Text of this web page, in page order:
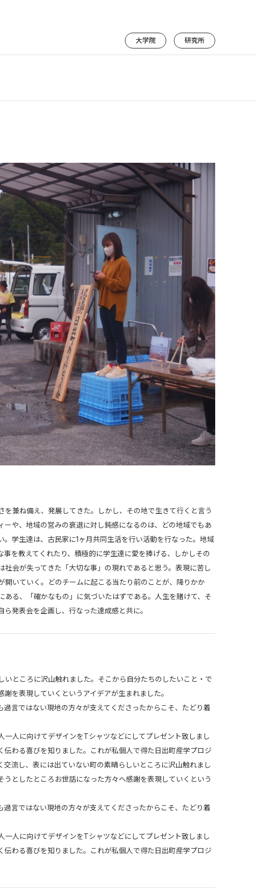
大学院 研究所
兼ね備え、発展してきた。しかし、その地で生きて行くと言う
や、地域の営みの衰退に対し鈍感になるのは、どの地域でもあ
学生達は、古民家に1ヶ月共同生活を行い活動を行なった。地域
を教えてくれたり、積極的に学生達に愛を捧げる、しかしその
会が失ってきた「大切な事」の現れであると思う。表現に苦し
いていく。どのチームに起こる当たり前のことが、降りかか
る、「確かなもの」に気づいたはずである。人生を賭けて、そ
発表会を企画し、行なった達成感と共に。
ところに沢山触れました。そこから自分たちのしたいこと・で
を表現していくというアイデアが生まれました。
言ではない現地の方々が支えてくださったからこそ、たどり着
人に向けてデザインをTシャツなどにしてプレゼント致しまし
わる喜びを知りました。これが私個人で得た日出町産学プロジ
流し、表には出ていない町の素晴らしいところに沢山触れまし
としたところお世話になった方々へ感謝を表現していくという
言ではない現地の方々が支えてくださったからこそ、たどり着
人に向けてデザインをTシャツなどにしてプレゼント致しまし
わる喜びを知りました。これが私個人で得た日出町産学プロジ